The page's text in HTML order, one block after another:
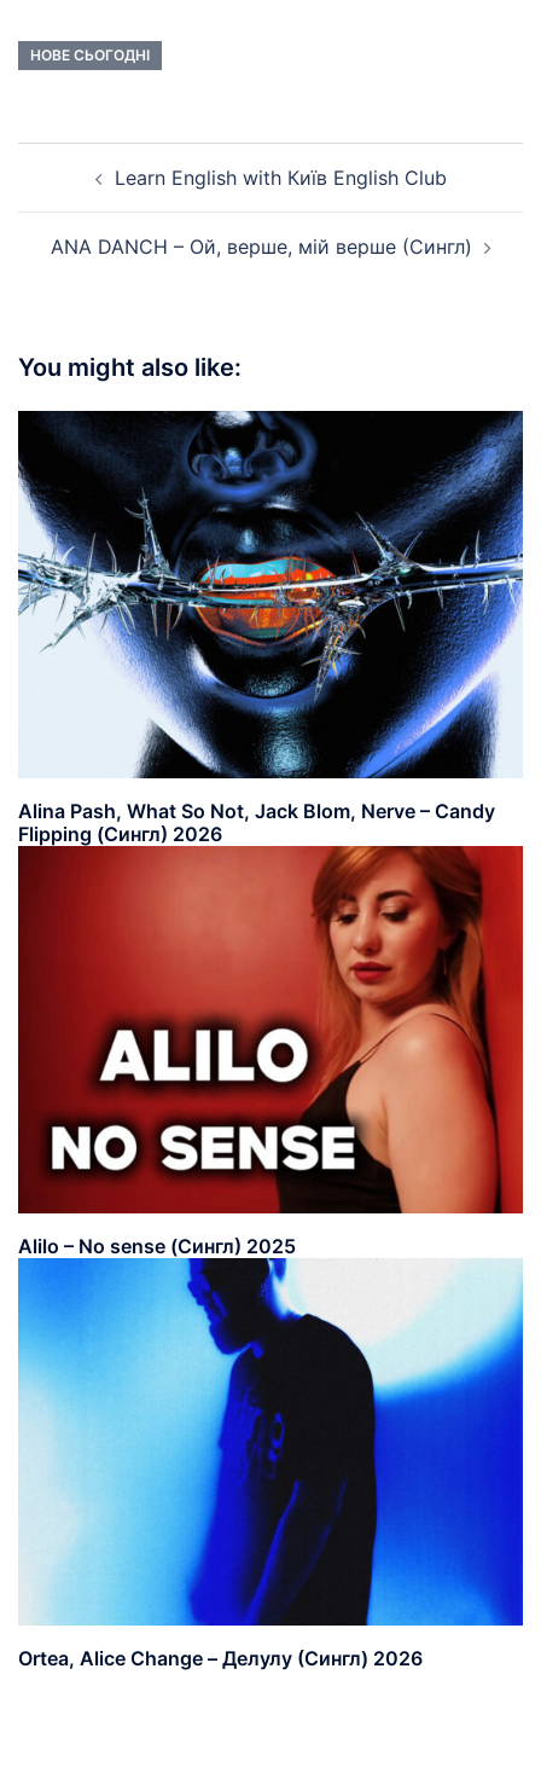
НОВЕ СЬОГОДНІ
navigationLearn English with Київ English Club
ANA DANCH – Ой, верше, мій верше (Сингл)
You might also like:
Alina Pash, What So Not, Jack Blom, Nerve – Candy
Flipping (Сингл) 2026
Alilo – No sense (Сингл) 2025
Ortea, Alice Change – Делулу (Сингл) 2026